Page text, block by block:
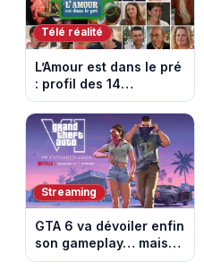
Télé réalité
L’Amour est dans le pré
: profil des 14
agriculteurs, speed
dating inédit et de
nouvelles histoires
d’amour
Streaming
GTA 6 va dévoiler enfin
son gameplay… mais
d’abord sur Netflix